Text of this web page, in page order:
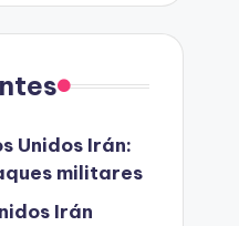
Unidos Irán:
militares
Irán